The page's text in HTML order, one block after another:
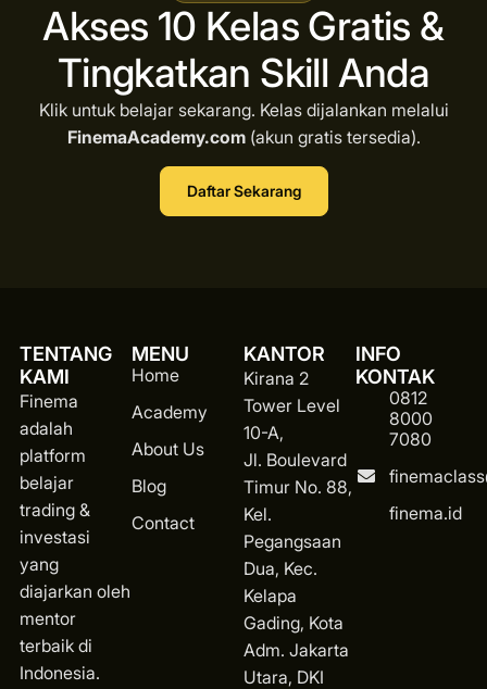
Akses 10 Kelas Gratis &
Tingkatkan Skill Anda
Klik untuk belajar sekarang. Kelas dijalankan melalui
FinemaAcademy.com(akun gratis tersedia).
Daftar Sekarang
TENTANG
KAMI
Finema
adalah
platform
belajar
trading &
investasi
yang
diajarkan oleh
mentor
terbaik di
Indonesia.
MENU
Home
Academy
About Us
Blog
Contact
KANTOR
Kirana 2
Tower Level
10-A,
Jl. Boulevard
Timur No. 88,
Kel.
Pegangsaan
Dua, Kec.
Kelapa
Gading, Kota
Adm. Jakarta
Utara, DKI
INFO
KONTAK
0812
8000
7080
finema.id